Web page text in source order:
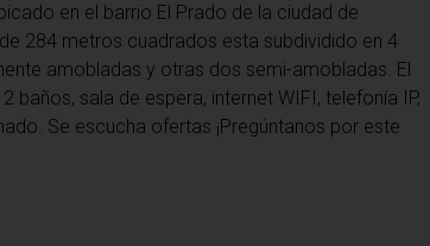
en el barrio El Prado de la ciudad de
284 metros cuadrados esta subdividido en 4
amobladas y otras dos semi-amobladas. El
sala de espera, internet WIFI, telefonía IP,
Se escucha ofertas ¡Pregúntanos por este